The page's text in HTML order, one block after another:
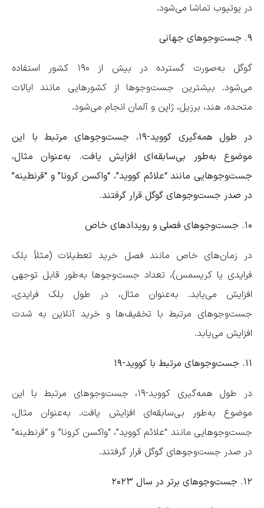
در یوتیوب تماشا می‌شود.
۹. جست‌و‌جو‌های جهانی
گوگل به‌صورت گسترده در بیش از ۱۹۰ کشور استفاده
می‌شود. بیشترین جست‌و‌جو‌ها از کشور‌هایی مانند ایالات
متحده، هند، برزیل، ژاپن و آلمان انجام می‌شود.
در طول همه‌گیری کووید-۱۹، جست‌و‌جو‌های مرتبط با این
موضوع به‌طور بی‌سابقه‌ای افزایش یافت. به‌عنوان مثال،
جست‌و‌جو‌هایی مانند “علائم کووید”، “واکسن کرونا” و “قرنطینه”
در صدر جست‌و‌جو‌های گوگل قرار گرفتند.
۱۰. جست‌و‌جو‌های فصلی و رویداد‌های خاص
در زمان‌های خاص مانند فصل خرید تعطیلات (مثلاً بلک
فرایدی یا کریسمس)، تعداد جست‌و‌جو‌ها به‌طور قابل توجهی
افزایش می‌یابد. به‌عنوان مثال، در طول بلک فرایدی،
جست‌و‌جو‌های مرتبط با تخفیف‌ها و خرید آنلاین به شدت
افزایش می‌یابد.
۱۱. جست‌و‌جو‌های مرتبط با کووید-۱۹
در طول همه‌گیری کووید-۱۹، جست‌و‌جو‌های مرتبط با این
موضوع به‌طور بی‌سابقه‌ای افزایش یافت. به‌عنوان مثال،
جست‌و‌جو‌هایی مانند “علائم کووید”، “واکسن کرونا” و “قرنطینه”
در صدر جست‌و‌جو‌های گوگل قرار گرفتند.
۱۲. جست‌و‌جو‌های برتر در سال ۲۰۲۳